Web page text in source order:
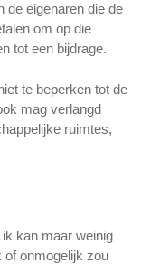
de eigenaren die de
om op die
tot een bijdrage.
te beperken tot de
mag verlangd
ruimtes,
kan maar weinig
of onmogelijk zou